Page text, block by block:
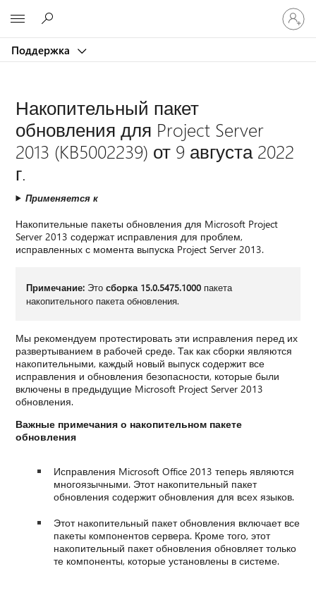
Поддержка
Накопительный пакет
обновления для Project Server
2013 (KB5002239) от 9 августа 2022
г.
Применяется к
Накопительные пакеты обновления для Microsoft Project
Server 2013 содержат исправления для проблем,
исправленных с момента выпуска Project Server 2013.
Примечание: Это сборка 15.0.5475.1000пакета
накопительного пакета обновления.
Мы рекомендуем протестировать эти исправления перед их
развертыванием в рабочей среде. Так как сборки являются
накопительными, каждый новый выпуск содержит все
исправления и обновления безопасности, которые были
включены в предыдущие Microsoft Project Server 2013
обновления.
Важные примечания о накопительном пакете
обновления
Исправления Microsoft Office 2013 теперь являются
многоязычными. Этот накопительный пакет
обновления содержит обновления для всех языков.
Этот накопительный пакет обновления включает все
пакеты компонентов сервера. Кроме того, этот
накопительный пакет обновления обновляет только
те компоненты, которые установлены в системе.